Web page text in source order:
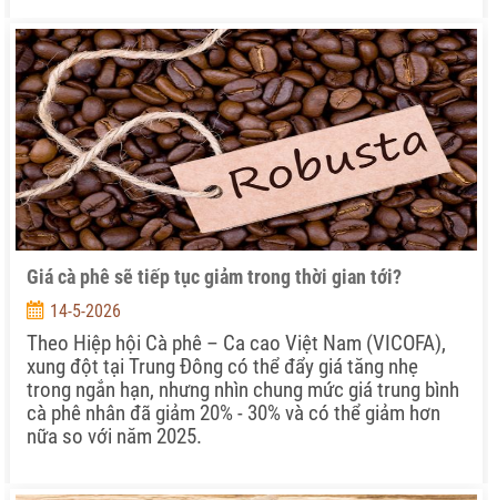
Giá cà phê sẽ tiếp tục giảm trong thời gian tới?
14-5-2026
Theo Hiệp hội Cà phê – Ca cao Việt Nam (VICOFA),
xung đột tại Trung Đông có thể đẩy giá tăng nhẹ
trong ngắn hạn, nhưng nhìn chung mức giá trung bình
cà phê nhân đã giảm 20% - 30% và có thể giảm hơn
nữa so với năm 2025.